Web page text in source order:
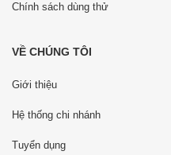
Chính sách dùng thử
VỀ CHÚNG TÔI
Giới thiệu
Hệ thống chi nhánh
Tuyển dụng